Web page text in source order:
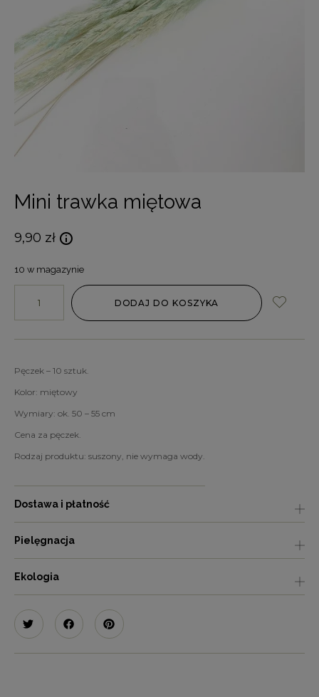
Mini trawka miętowa
9,90 zł
10 w magazynie
DODAJ DO KOSZYKA
Pęczek – 10 sztuk.
Kolor: miętowy
Wymiary: ok. 50 – 55 cm
Cena za pęczek.
Rodzaj produktu: suszony, nie wymaga wody.
Dostawa i płatność
Pielęgnacja
Ekologia